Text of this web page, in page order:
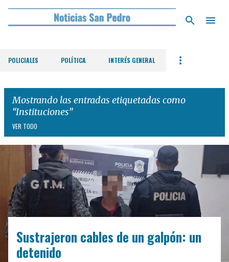
Ir al contenido principal
POLICIALES POLÍTICA INTERÉS GENERAL
Mostrando las entradas etiquetadas como
Instituciones
VER TODO
a
d
Sustrajeron cables de un galpón: un
detenido